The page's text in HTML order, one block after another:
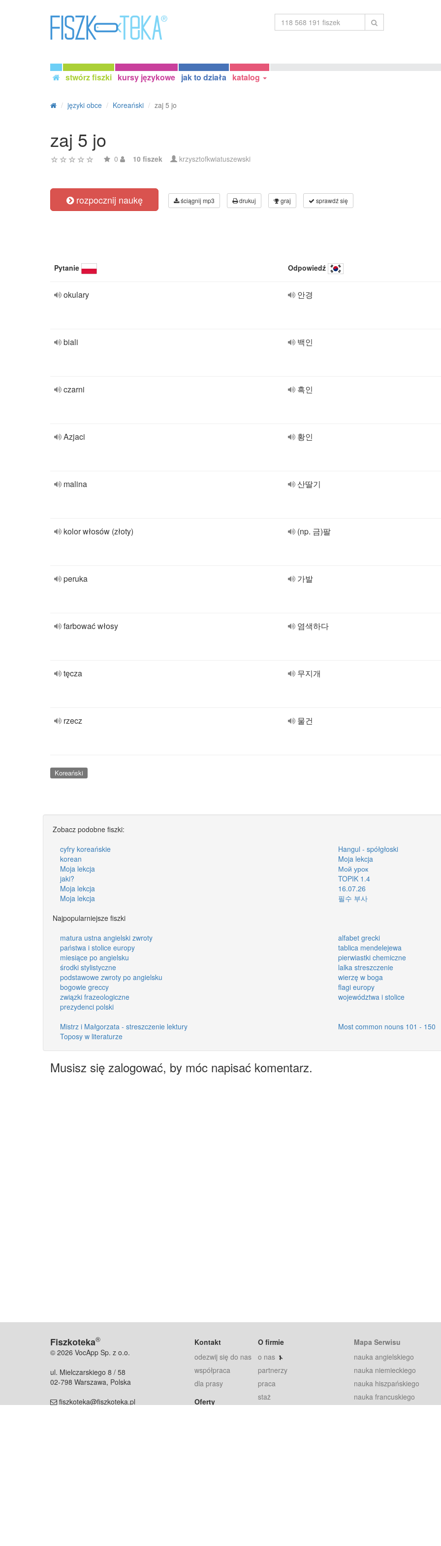
stwórz fiszki kursy językowe jak to działa katalog
języki obce Koreański zaj 5 jo
zaj 5 jo
0 10 fiszek krzysztofkwiatuszewski
rozpocznij naukę ściągnij mp3 drukuj graj sprawdź się
Pytanie Odpowiedź
okulary 안경
biali 백인
czarni 흑인
Azjaci 황인
malina 산딸기
kolor włosów (złoty) (np. 금)팔
peruka 가발
farbować włosy 염색하다
tęcza 무지개
rzecz 물건
Koreański
Zobacz podobne fiszki:
cyfry koreańskie
Hangul - spółgłoski
korean
Moja lekcja
Moja lekcja
Мой урок
jaki?
TOPIK 1.4
Moja lekcja
16.07.26
Moja lekcja
필수 부사
Najpopularniejsze fiszki
matura ustna angielski zwroty
alfabet grecki
państwa i stolice europy
tablica mendelejewa
miesiące po angielsku
pierwiastki chemiczne
środki stylistyczne
lalka streszczenie
podstawowe zwroty po angielsku
wierzę w boga
bogowie greccy
flagi europy
związki frazeologiczne
województwa i stolice
prezydenci polski
Mistrz i Małgorzata - streszczenie lektury
Most common nouns 101 - 150
Toposy w literaturze
Musisz się zalogować, by móc napisać komentarz.
Fiszkoteka®
© 2026 VocApp Sp. z o.o.
ul. Mielczarskiego 8 / 58
02-798 Warszawa, Polska
fiszkoteka@fiszkoteka.pl
Kontakt
odezwij się do nas
współpraca
dla prasy
Oferty
O firmie
o nas
partnerzy
praca
staż
Mapa Serwisu
nauka angielskiego
nauka niemieckiego
nauka hiszpańskiego
nauka francuskiego